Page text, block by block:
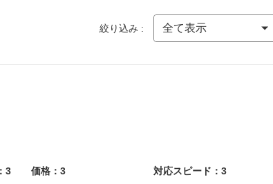
絞り込み :
3 価格：3 対応スピード：3